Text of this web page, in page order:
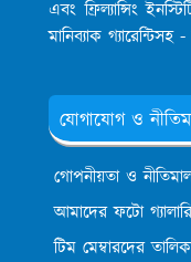
এবং ফ্রিল্যান্সিং
মানিব্যাক
যোগাযোগ ও
গোপনীয়তা ও
আমাদের ফটো গ্যালারি
টিম মেম্বারদের